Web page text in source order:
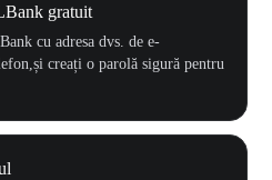
gratuit
cu adresa dvs. de e-
creați o parolă sigură pentru